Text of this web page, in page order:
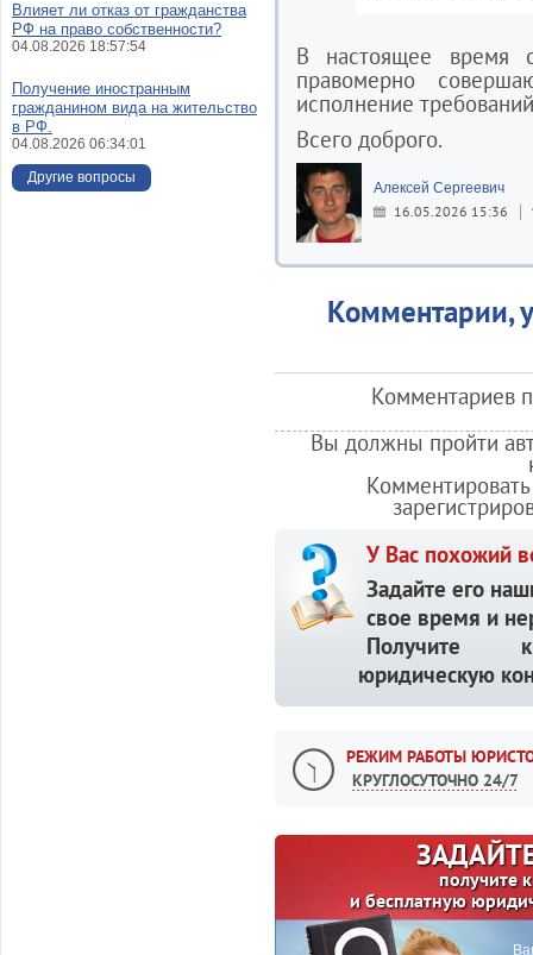
В настоящее время
правомерно
исполнение
Всего доброго.
Алексей Сергеевич
16.05.2026 15:36
Комментарии,
Комментариев
Вы должны пройти
У Вас похожий
Задайте его
свое время и
Получите
юридическую
РЕЖИМ РАБОТЫ
КРУГЛОСУТОЧНО 24/7
получите
и бесплатную
Влияет ли отказ от гражданства
РФ на право собственности?
04.08.2026 18:57:54
Получение иностранным
гражданином вида на жительство
в РФ.
04.08.2026 06:34:01
Другие вопросы